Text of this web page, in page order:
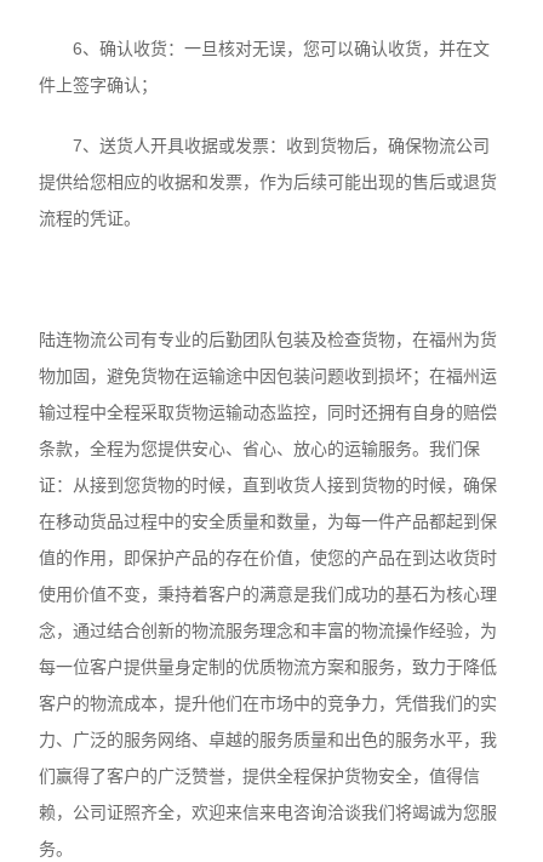
6、确认收货：一旦核对无误，您可以确认收货，并在文
件上签字确认；
7、送货人开具收据或发票：收到货物后，确保物流公司
提供给您相应的收据和发票，作为后续可能出现的售后或退货
流程的凭证。
陆连物流公司有专业的后勤团队包装及检查货物，在福州为货
物加固，避免货物在运输途中因包装问题收到损坏；在福州运
输过程中全程采取货物运输动态监控，同时还拥有自身的赔偿
条款，全程为您提供安心、省心、放心的运输服务。我们保
证：从接到您货物的时候，直到收货人接到货物的时候，确保
在移动货品过程中的安全质量和数量，为每一件产品都起到保
值的作用，即保护产品的存在价值，使您的产品在到达收货时
使用价值不变，秉持着客户的满意是我们成功的基石为核心理
念，通过结合创新的物流服务理念和丰富的物流操作经验，为
每一位客户提供量身定制的优质物流方案和服务，致力于降低
客户的物流成本，提升他们在市场中的竞争力，凭借我们的实
力、广泛的服务网络、卓越的服务质量和出色的服务水平，我
们赢得了客户的广泛赞誉，提供全程保护货物安全，值得信
赖，公司证照齐全，欢迎来信来电咨询洽谈我们将竭诚为您服
务。